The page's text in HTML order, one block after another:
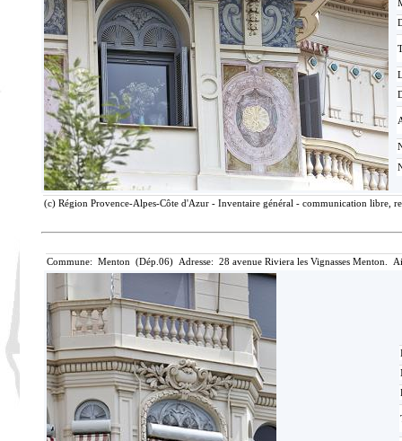
(c) Région Provence-Alpes-Côte d'Azur - Inventaire général - communication libre,
Commune: Menton (Dép.06) Adresse: 28 avenue Riviera les Vignasses Menton.